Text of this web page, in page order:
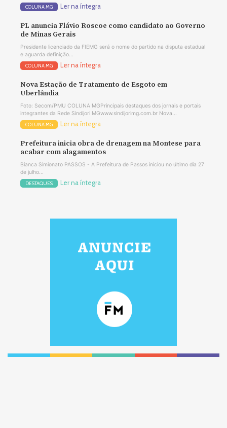
COLUNA MG Ler na íntegra
PL anuncia Flávio Roscoe como candidato ao Governo
de Minas Gerais
Presidente licenciado da FIEMG será o nome do partido na disputa estadual
e aguarda definição...
COLUNA MG Ler na íntegra
Nova Estação de Tratamento de Esgoto em
Uberlândia
Foto: Secom/PMU COLUNA MGPrincipais destaques dos jornais e portais
integrantes da Rede Sindijori MGwww.sindijorimg.com.br Nova...
COLUNA MG Ler na íntegra
Prefeitura inicia obra de drenagem na Montese para
acabar com alagamentos
Bianca Simionato PASSOS - A Prefeitura de Passos iniciou no último dia 27
de julho...
DESTAQUES Ler na íntegra